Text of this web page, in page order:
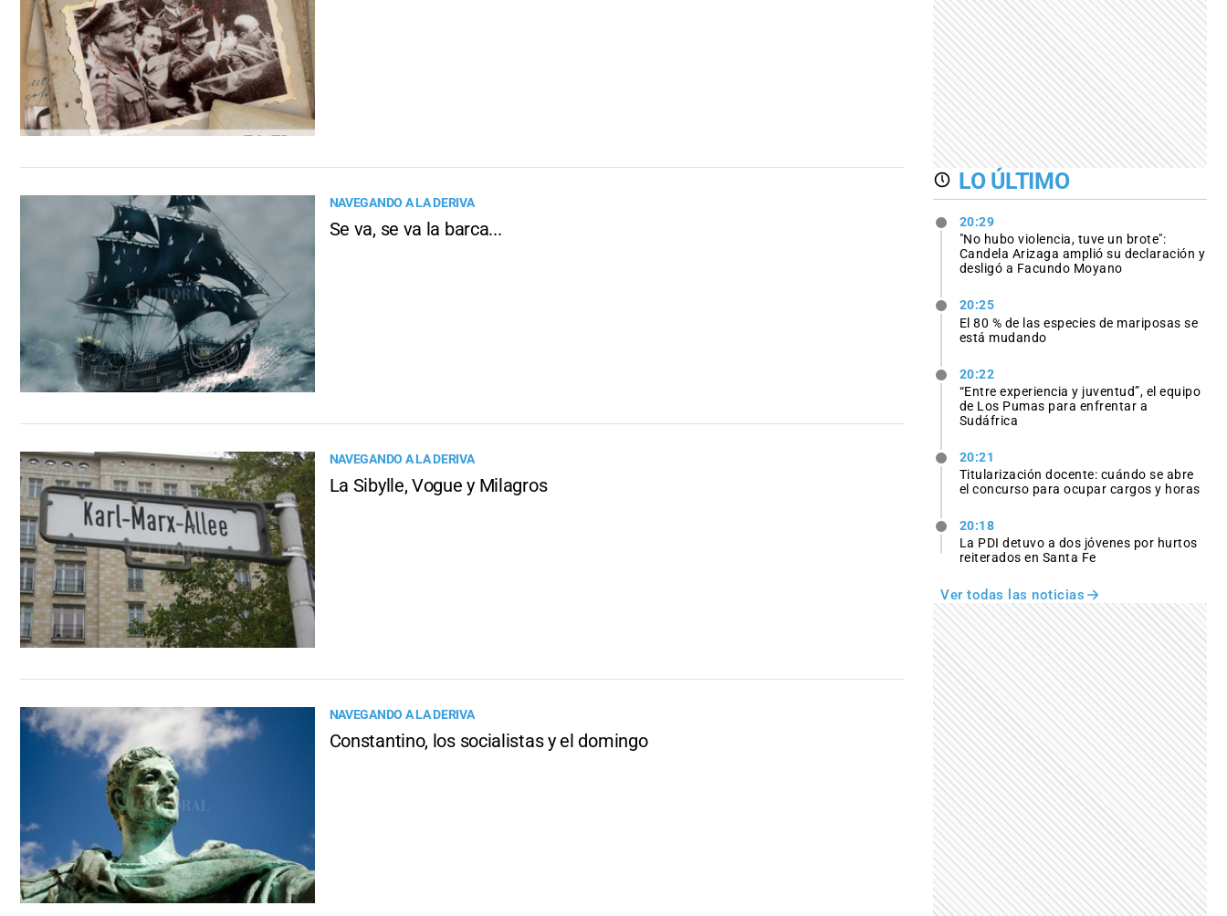
NAVEGANDO A LA DERIVA
Se va, se va la barca...
NAVEGANDO A LA DERIVA
La Sibylle, Vogue y Milagros
NAVEGANDO A LA DERIVA
Constantino, los socialistas y el domingo
LO ÚLTIMO
20:29
"No hubo violencia, tuve un brote":
Candela Arizaga amplió su declaración y
desligó a Facundo Moyano
20:25
El 80 % de las especies de mariposas se
está mudando
20:22
“Entre experiencia y juventud”, el equipo
de Los Pumas para enfrentar a
Sudáfrica
20:21
Titularización docente: cuándo se abre
el concurso para ocupar cargos y horas
20:18
La PDI detuvo a dos jóvenes por hurtos
reiterados en Santa Fe
Ver todas las noticias